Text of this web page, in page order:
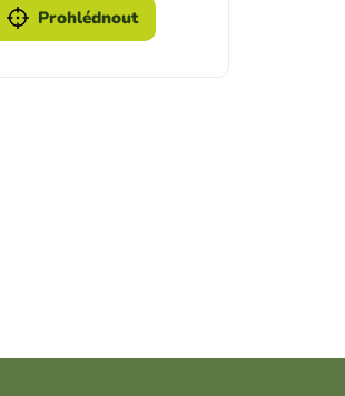
Prohlédnout